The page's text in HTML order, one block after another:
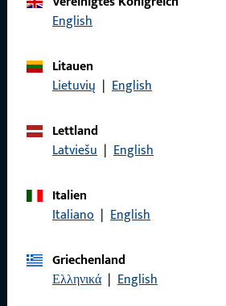
English
Litauen
Lietuvių | English
Lettland
Latviešu | English
Italien
Italiano | English
Griechenland
Ελληνικά | English
Karriere
Produktkatalog
Kontakt aufnehmen